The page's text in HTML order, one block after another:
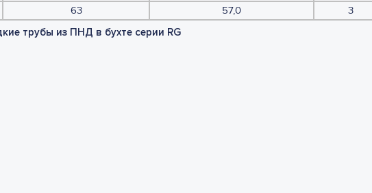
63 57,0 3
трубы из ПНД в бухте серии RG